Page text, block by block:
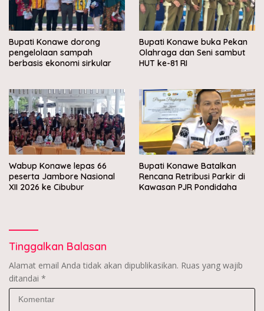
Bupati Konawe dorong
pengelolaan sampah
berbasis ekonomi sirkular
Bupati Konawe buka Pekan
Olahraga dan Seni sambut
HUT ke-81 RI
Wabup Konawe lepas 66
peserta Jambore Nasional
XII 2026 ke Cibubur
Bupati Konawe Batalkan
Rencana Retribusi Parkir di
Kawasan PJR Pondidaha
Tinggalkan Balasan
Alamat email Anda tidak akan dipublikasikan. Ruas yang wajib
ditandai *